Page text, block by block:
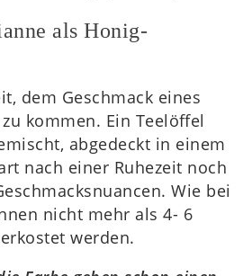
als Honig-
dem Geschmack eines
kommen. Ein Tee­löf­fel
abge­deckt in einem
nach einer Ruhe­zeit noch
Wie bei
nicht mehr als 4- 6
werden.